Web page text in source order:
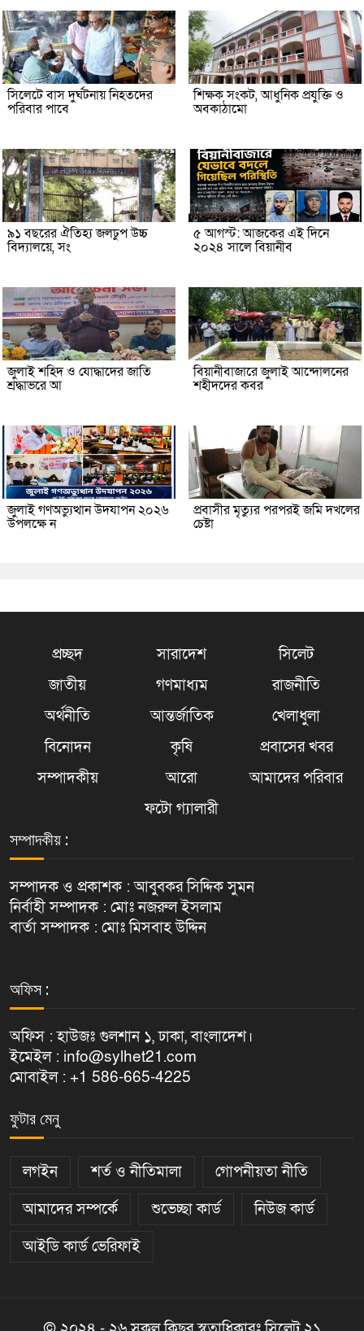
সিলেটে বাস দুর্ঘটনায় নিহতদের
পরিবার পাবে
শিক্ষক সংকট, আধুনিক প্রযুক্তি ও
অবকাঠামো
৯১ বছরের ঐতিহ্য জলঢুপ উচ্চ
বিদ্যালয়ে, সং
৫ আগস্ট: আজকের এই দিনে
২০২৪ সালে বিয়ানীব
জুলাই শহিদ ও যোদ্ধাদের জাতি
শ্রদ্ধাভরে আ
বিয়ানীবাজারে জুলাই আন্দোলনের
শহীদদের কবর
জুলাই গণঅভ্যুত্থান উদযাপন ২০২৬
উপলক্ষে ন
প্রবাসীর মৃত্যুর পরপরই জমি দখলের
চেষ্টা
প্রচ্ছদ সারাদেশ
সিলেট
জাতীয়
গণমাধ্যম
রাজনীতি
অর্থনীতি
আন্তর্জাতিক
খেলাধুলা
বিনোদন
কৃষি
প্রবাসের খবর
সম্পাদকীয়
আরো
আমাদের পরিবার
ফটো গ্যালারী
সম্পাদকীয় :
সম্পাদক ও প্রকাশক : আবুবকর সিদ্দিক সুমন
নির্বাহী সম্পাদক : মোঃ নজরুল ইসলাম
বার্তা সম্পাদক : মোঃ মিসবাহ উদ্দিন
অফিস :
অফিস : হাউজঃ গুলশান ১, ঢাকা, বাংলাদেশ।
ইমেইল : info@sylhet21.com
মোবাইল : +1 586-665-4225
ফুটার মেনু
লগইন শর্ত ও নীতিমালা
গোপনীয়তা নীতি
আমাদের সম্পর্কে
শুভেচ্ছা কার্ড
নিউজ কার্ড
আইডি কার্ড ভেরিফাই